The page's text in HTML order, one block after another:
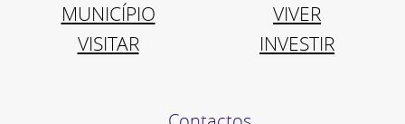
MUNICÍPIO
VIVER
VISITAR
INVESTIR